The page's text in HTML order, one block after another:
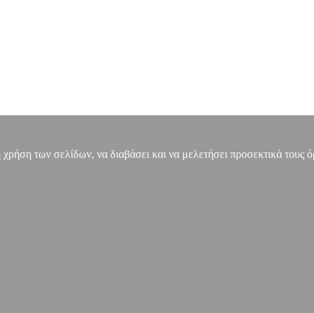
των σελίδων, να διαβάσει και να μελετήσει προσεκτικά τους